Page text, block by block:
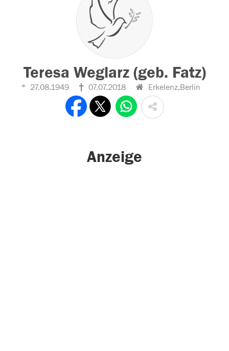
Teresa Weglarz (geb. Fatz)
27.08.1949 07.07.2018 Erkelenz,Berlin
Anzeige